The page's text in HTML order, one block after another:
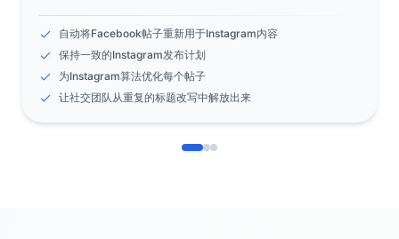
自动将Facebook帖子重新用于Instagram内容
保持一致的Instagram发布计划
为Instagram算法优化每个帖子
让社交团队从重复的标题改写中解放出来